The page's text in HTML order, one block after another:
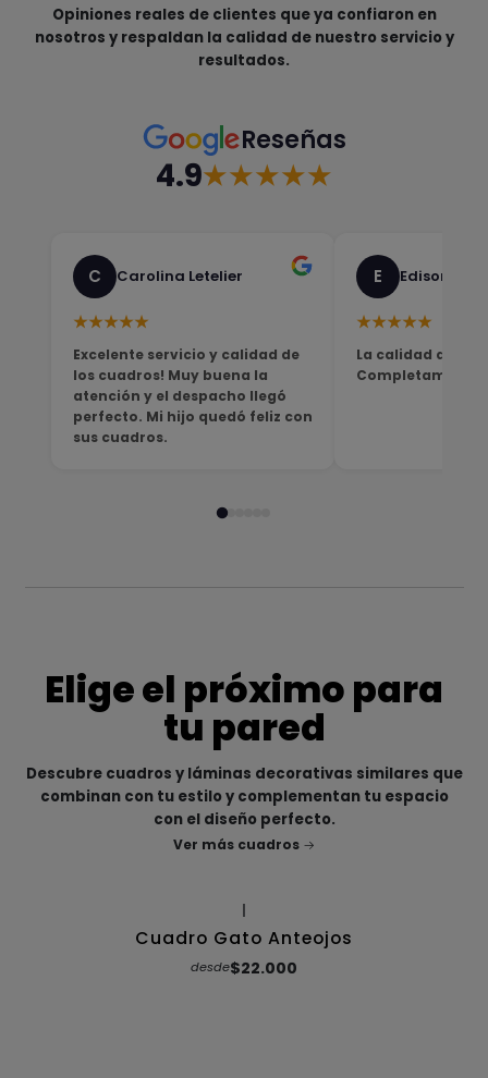
Opiniones reales de clientes que ya confiaron en
nosotros y respaldan la calidad de nuestro servicio y
resultados.
Reseñas
4.9★★★★★
C Carolina Letelier
★★★★★
Excelente servicio y calidad de
los cuadros! Muy buena la
atención y el despacho llegó
perfecto. Mi hijo quedó feliz con
sus cuadros.
E Edison
★★★★★
La calidad del
Completamente
Elige el próximo para
tu pared
Descubre cuadros y láminas decorativas similares que
combinan con tu estilo y complementan tu espacio
con el diseño perfecto.
Ver más cuadros
Cuadro Gato Anteojos
desde$22.000